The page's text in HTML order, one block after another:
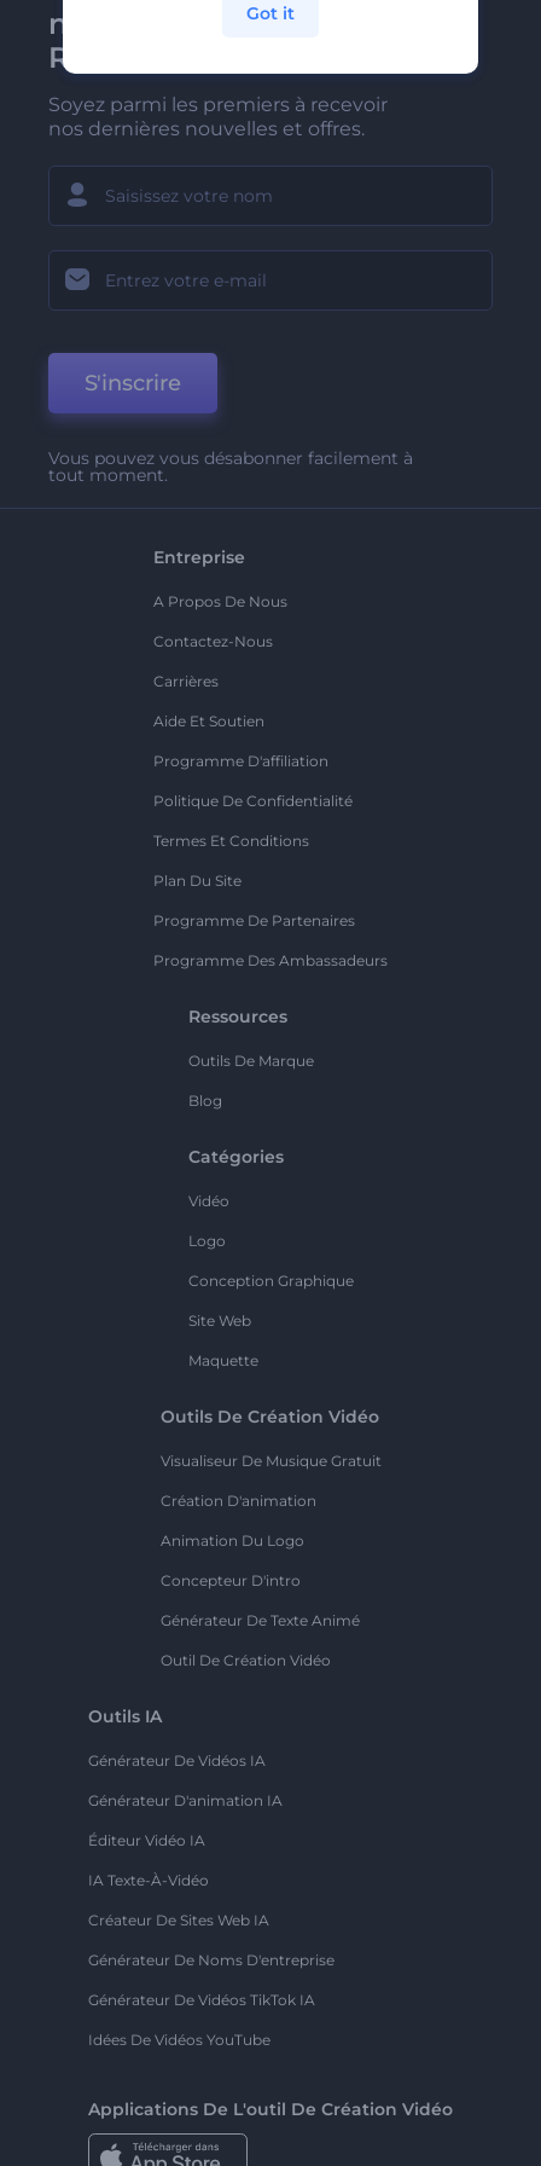
newsletter de
Renderforest
Soyez parmi les premiers à recevoir
nos dernières nouvelles et offres.
S'inscrire
Vous pouvez vous désabonner facilement à
tout moment.
Entreprise
A Propos De Nous
Contactez-Nous
Carrières
Aide Et Soutien
Programme D'affiliation
Politique De Confidentialité
Termes Et Conditions
Plan Du Site
Programme De Partenaires
Programme Des Ambassadeurs
Ressources
Outils De Marque
Blog
Catégories
Vidéo
Logo
Conception Graphique
Site Web
Maquette
Outils De Création Vidéo
Visualiseur De Musique Gratuit
Création D'animation
Animation Du Logo
Concepteur D'intro
Générateur De Texte Animé
Outil De Création Vidéo
Outils IA
Générateur De Vidéos IA
Générateur D'animation IA
Éditeur Vidéo IA
IA Texte-À-Vidéo
Créateur De Sites Web IA
Générateur De Noms D'entreprise
Générateur De Vidéos TikTok IA
Idées De Vidéos YouTube
Applications De L'outil De Création Vidéo
Got it